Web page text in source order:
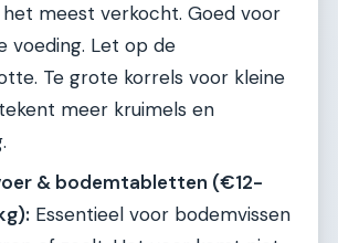
het meest verkocht. Goed voor
voeding. Let op de
Te grote korrels voor kleine
meer kruimels en
& bodemtabletten (€12-
Essentieel voor bodemvissen